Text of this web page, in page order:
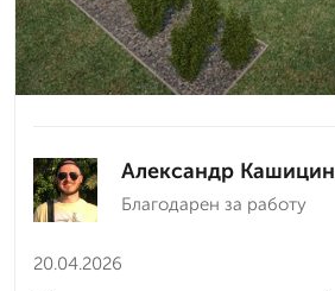
Александр Кашицин
Благодарен за работу
20.04.2026